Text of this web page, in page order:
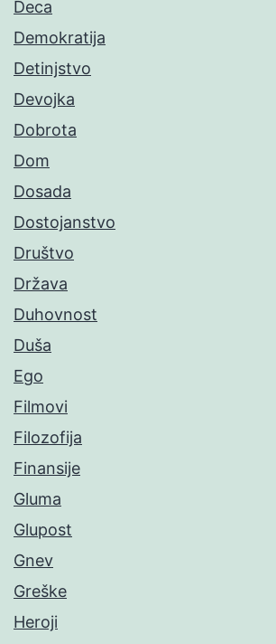
Deca
Demokratija
Detinjstvo
Devojka
Dobrota
Dom
Dosada
Dostojanstvo
Društvo
Država
Duhovnost
Duša
Ego
Filmovi
Filozofija
Finansije
Gluma
Glupost
Gnev
Greške
Heroji